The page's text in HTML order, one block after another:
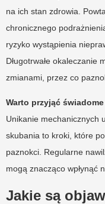
na ich stan zdrowia.
chronicznego
ryzyko wystąpienia
Długotrwałe okaleczanie
zmianami, przez co
Warto przyjąć
Unikanie mechanicznych
skubania to kroki, które
paznokci. Regularne
mogą znacząco wpłynąć
Jakie są